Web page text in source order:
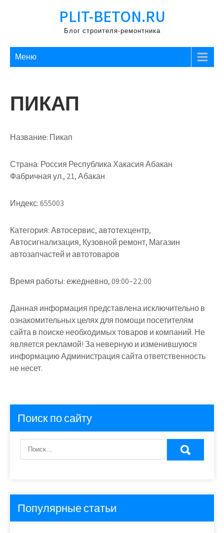
PLIT-BETON.RU
Блог строителя-ремонтника
Меню
ПИКАП
Название: Пикап
Страна: Россия Республика Хакасия Абакан
Фабричная ул., 21, Абакан
Индекс:655003
Категория:Автосервис, автотехцентр,
Автосигнализация, Кузовной ремонт, Магазин
автозапчастей и автотоваров
Время работы:ежедневно, 09:00–22:00
Данная информация представлена исключительно в
ознакомительных целях для помощи посетителям
сайта в поиске необходимых товаров и компаний. Не
является рекламой! За неверную и изменившуюся
информацию Администрация сайта ответственность
не несет.
Поиск по сайту
Популярные статьи